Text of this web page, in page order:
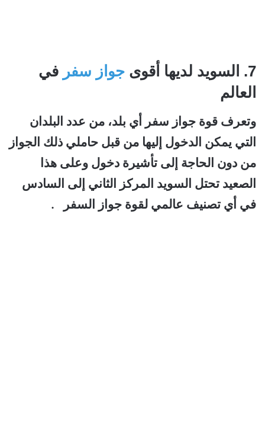
7. السويد لديها أقوى جواز سفر في
العالم
وتعرف قوة جواز سفر أي بلد، من عدد البلدان
التي يمكن الدخول إليها من قبل حاملي ذلك الجواز
من دون الحاجة إلى تأشيرة دخول وعلى هذا
الصعيد تحتل السويد المركز الثاني إلى السادس
في أي تصنيف عالمي لقوة جواز السفر .